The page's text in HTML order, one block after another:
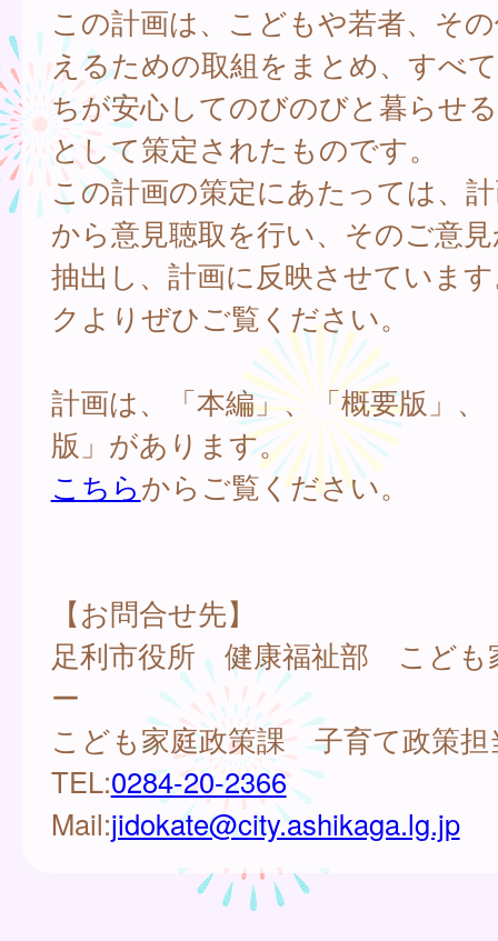
この計画は、こどもや若者、そ
えるための取組をまとめ、すべ
ちが安心してのびのびと暮らせ
として策定されたものです。
この計画の策定にあたっては、
から意見聴取を行い、そのご意
抽出し、計画に反映させていま
クよりぜひご覧ください。
計画は、「本編」、「概要版」、
版」があります。
こちらからご覧ください。
【お問合せ先】
足利市役所 健康福祉部 こども
ー
こども家庭政策課 子育て政策担
TEL:0284-20-2366
Mail:jidokate@city.ashikaga.lg.jp